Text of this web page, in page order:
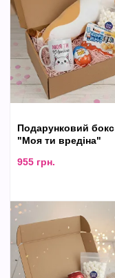
Подарунковий бокс
"Моя ти вредіна"
955 грн.